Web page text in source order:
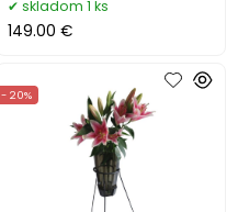
skladom 1 ks
149.00 €
- 20%